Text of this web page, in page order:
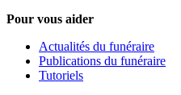
Pour vous aider
Actualités du funéraire
Publications du funéraire
Tutoriels